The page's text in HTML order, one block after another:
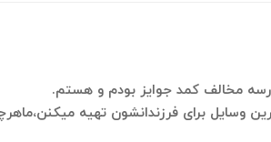
مخالف کمد جوایز بودم و هستم.
وسایل برای فرزندانشون تهیه